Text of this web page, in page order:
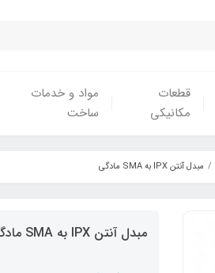
قطعات
مکانیکی
مواد و خدمات
ساخت
مبدل آنتن IPX به SMA مادگی
مبدل آنتن IPX به SMA مادگی